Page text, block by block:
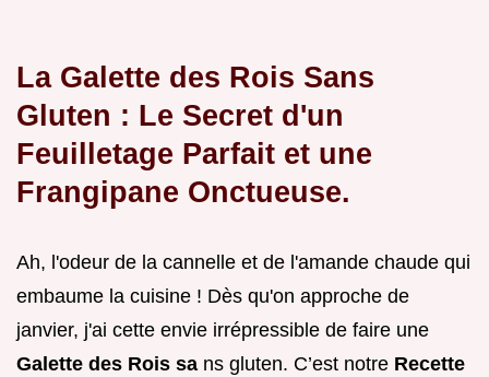
La Galette des Rois Sans
Gluten : Le Secret d'un
Feuilletage Parfait et une
Frangipane Onctueuse.
Ah, l'odeur de la cannelle et de l'amande chaude qui
embaume la cuisine ! Dès qu'on approche de
janvier, j'ai cette envie irrépressible de faire une
Galette des Rois sa ns gluten. C’est notre Recette